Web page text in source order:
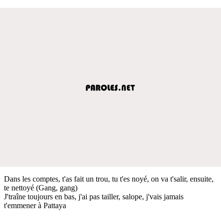
Dans les comptes, t'as fait un trou, tu t'es noyé, on va t'salir, ensuite,
te nettoyé (Gang, gang)
J'traîne toujours en bas, j'ai pas tailler, salope, j'vais jamais
t'emmener à Pattaya